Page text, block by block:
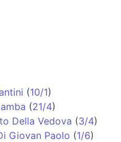
(10/1)
(21/4)
Della Vedova (3/4)
Giovan Paolo (1/6)